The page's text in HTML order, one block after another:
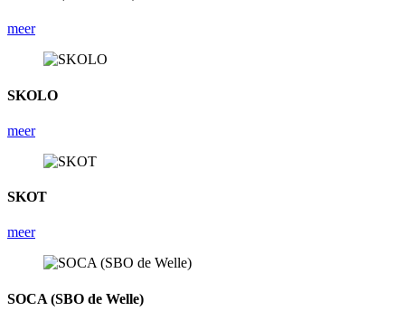
meer
SKOLO
meer
SKOT
meer
SOCA (SBO de Welle)